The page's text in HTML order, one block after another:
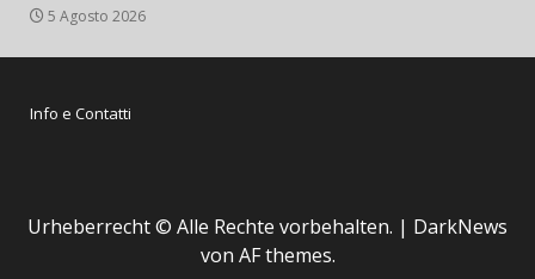
5 Agosto 2026
Info e Contatti
Urheberrecht © Alle Rechte vorbehalten. | DarkNews
von AF themes.